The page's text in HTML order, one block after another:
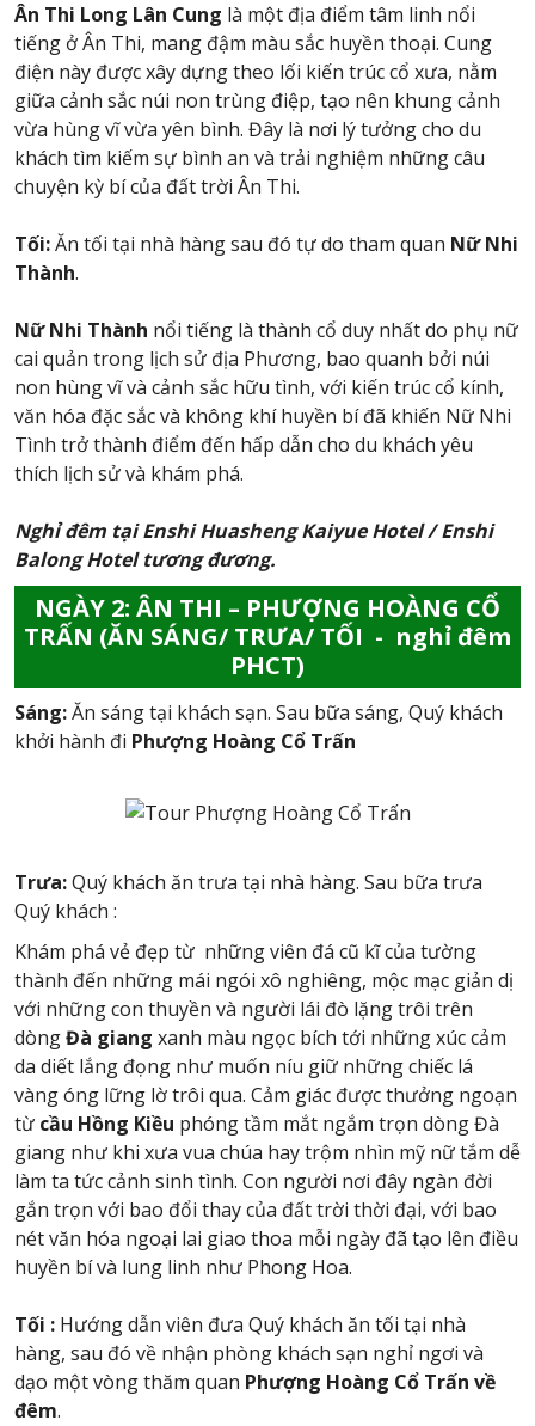
Ân Thi Long Lân Cung là một địa điểm tâm linh nổi
tiếng ở Ân Thi, mang đậm màu sắc huyền thoại. Cung
điện này được xây dựng theo lối kiến trúc cổ xưa, nằm
giữa cảnh sắc núi non trùng điệp, tạo nên khung cảnh
vừa hùng vĩ vừa yên bình. Đây là nơi lý tưởng cho du
khách tìm kiếm sự bình an và trải nghiệm những câu
chuyện kỳ bí của đất trời Ân Thi.
Tối:Ăn tối tại nhà hàng sau đó tự do tham quan Nữ Nhi
Thành.
Nữ Nhi Thành nổi tiếng là thành cổ duy nhất do phụ nữ
cai quản trong lịch sử địa Phương, bao quanh bởi núi
non hùng vĩ và cảnh sắc hữu tình, với kiến trúc cổ kính,
văn hóa đặc sắc và không khí huyền bí đã khiến Nữ Nhi
Tình trở thành điểm đến hấp dẫn cho du khách yêu
thích lịch sử và khám phá.
Nghỉ đêm tại Enshi Huasheng Kaiyue Hotel / Enshi
Balong Hotel tương đương.
NGÀY 2: ÂN THI – PHƯỢNG HOÀNG CỔ
TRẤN (ĂN SÁNG/ TRƯA/ TỐI - nghỉ đêm
PHCT)
Sáng:Ăn sáng tại khách sạn. Sau bữa sáng, Quý khách
khởi hành đi Phượng Hoàng Cổ Trấn
Trưa:Quý khách ăn trưa tại nhà hàng. Sau bữa trưa
Quý khách :
Khám phá vẻ đẹp từ những viên đá cũ kĩ của tường
thành đến những mái ngói xô nghiêng, mộc mạc giản dị
với những con thuyền và người lái đò lặng trôi trên
dòngĐà giang xanh màu ngọc bích tới những xúc cảm
da diết lắng đọng như muốn níu giữ những chiếc lá
vàng óng lững lờ trôi qua. Cảm giác được thưởng ngoạn
từ cầu Hồng Kiều phóng tầm mắt ngắm trọn dòng Đà
giang như khi xưa vua chúa hay trộm nhìn mỹ nữ tắm dễ
làm ta tức cảnh sinh tình. Con người nơi đây ngàn đời
gắn trọn với bao đổi thay của đất trời thời đại, với bao
nét văn hóa ngoại lai giao thoa mỗi ngày đã tạo lên điều
huyền bí và lung linh như Phong Hoa.
Tối : Hướng dẫn viên đưa Quý khách ăn tối tại nhà
hàng, sau đó về nhận phòng khách sạn nghỉ ngơi và
dạo một vòng thăm quan Phượng Hoàng Cổ Trấn về
đêm.